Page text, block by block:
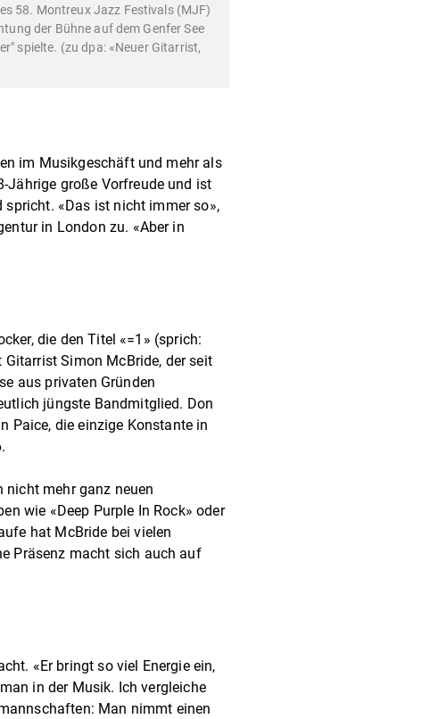
58. Montreux Jazz Festivals (MJF)
der Bühne auf dem Genfer See
spielte. (zu dpa: «Neuer Gitarrist,
im Musikgeschäft und mehr als
Jährige große Vorfreude und ist
spricht. «Das ist nicht immer so»,
in London zu. «Aber in
die den Titel «=1» (sprich:
Simon McBride, der seit
aus privaten Gründen
jüngste Bandmitglied. Don
Paice, die einzige Konstante in
nicht mehr ganz neuen
wie «Deep Purple In Rock» oder
hat McBride bei vielen
Präsenz macht sich auch auf
«Er bringt so viel Energie ein,
in der Musik. Ich vergleiche
Man nimmt einen